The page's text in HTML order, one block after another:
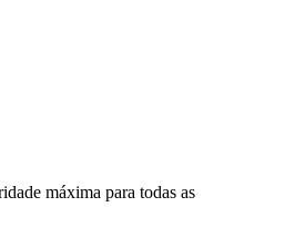
máxima para todas as